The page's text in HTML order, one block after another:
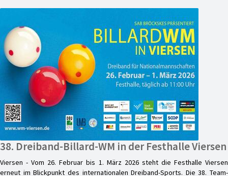
38. Dreiband-Billard-WM in der Festhalle Viersen
Viersen - Vom 26. Februar bis 1. März 2026 steht die Festhalle Viersen
erneut im Blickpunkt des internationalen Dreiband-Sports. Die 38. Team-